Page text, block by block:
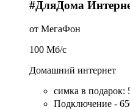
#ДляДома
от МегаФон
100 Мб/c
Домашний интернет
симка в подарок:
Подключение -